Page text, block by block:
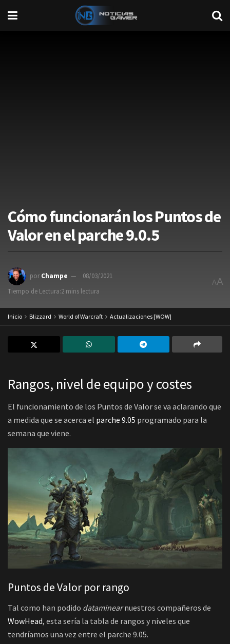
Cómo funcionarán los Puntos de
Valor en el parche 9.0.5
por Champe
08/03/2021
Tiempo de Lectura:2 mins lectura
AA
Inicio Blizzard World of Warcraft Actualizaciones [WOW]
Rangos, nivel de equipo y costes
El funcionamiento de los Puntos de Valor se va aclarando que
a medida que se acerca el parche 9.05 programado para la
semana que viene.
Puntos de Valor por rango
Tal como han podido dataminearnuestros compañeros de
WowHead, esta sería la tabla de rangos y niveles que
tendríamos una vez entre el parche 9.05.